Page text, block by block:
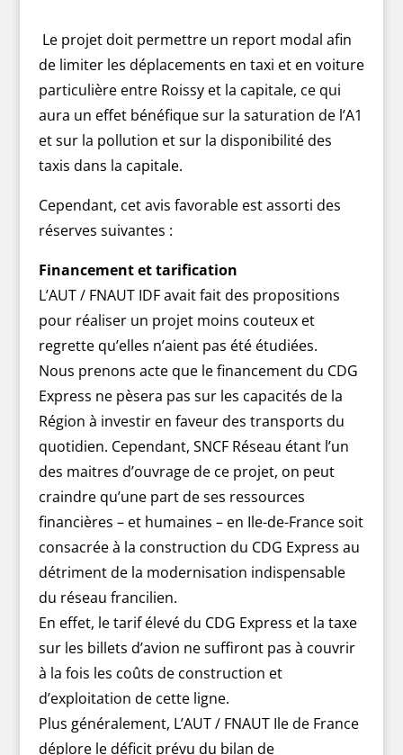
Le projet doit permettre un report modal afin
de limiter les déplacements en taxi et en voiture
particulière entre Roissy et la capitale, ce qui
aura un effet bénéfique sur la saturation de l’A1
et sur la pollution et sur la disponibilité des
taxis dans la capitale.
Cependant, cet avis favorable est assorti des
réserves suivantes :
Financement et tarification
L’AUT / FNAUT IDF avait fait des propositions
pour réaliser un projet moins couteux et
regrette qu’elles n’aient pas été étudiées.
Nous prenons acte que le financement du CDG
Express ne pèsera pas sur les capacités de la
Région à investir en faveur des transports du
quotidien. Cependant, SNCF Réseau étant l’un
des maitres d’ouvrage de ce projet, on peut
craindre qu’une part de ses ressources
financières – et humaines – en Ile-de-France soit
consacrée à la construction du CDG Express au
détriment de la modernisation indispensable
du réseau francilien.
En effet, le tarif élevé du CDG Express et la taxe
sur les billets d’avion ne suffiront pas à couvrir
à la fois les coûts de construction et
d’exploitation de cette ligne.
Plus généralement, L’AUT / FNAUT Ile de France
déplore le déficit prévu du bilan de